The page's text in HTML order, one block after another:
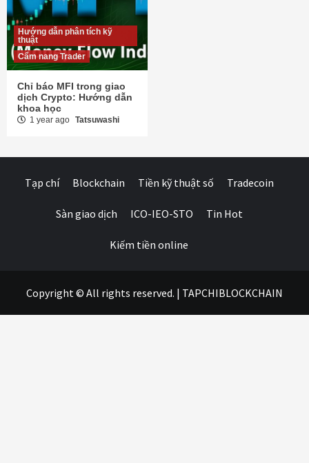
Hướng dẫn phân tích kỹ
thuật
Cẩm nang Trader
Chỉ báo MFI trong giao
dịch Crypto: Hướng dẫn
khoa học
1 year ago Tatsuwashi
Tạp chí Blockchain Tiền kỹ thuật số Tradecoin
Sàn giao dịch ICO-IEO-STO Tin Hot
Kiếm tiền online
Copyright © All rights reserved. | TAPCHIBLOCKCHAIN